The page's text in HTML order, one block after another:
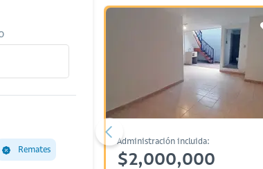
Remates
Administración incluida:
$2,000,000